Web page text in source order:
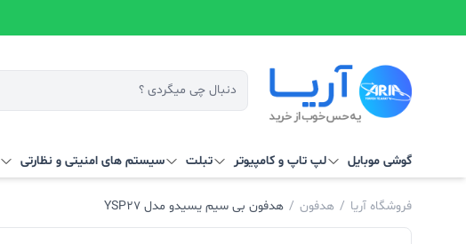
گوشی موبایل لپ تاپ و کامپیوتر تبلت سیستم‌ های امنیتی و نظارتی
فروشگاه آریا / هدفون / هدفون بی سیم یسیدو مدل YSP27